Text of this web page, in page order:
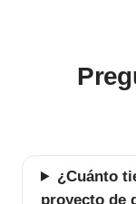
¿Cuánto
proyecto de